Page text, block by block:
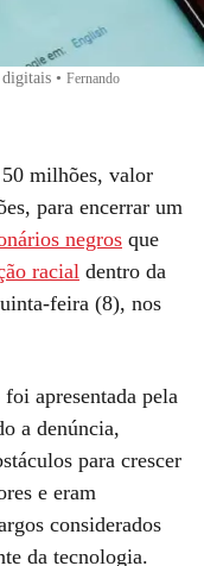
digitais • Fernando
milhões, valor
para encerrar um
negros que
racial dentro da
feira (8), nos
apresentada pela
a denúncia,
para crescer
e eram
considerados
da tecnologia.